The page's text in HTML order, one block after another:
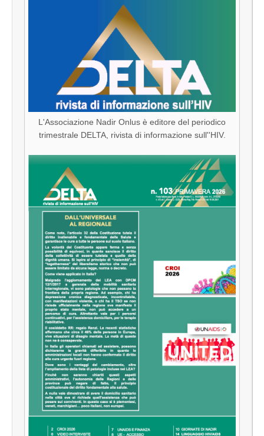
L'Associazione Nadir Onlus è editore del periodico
trimestrale DELTA, rivista di informazione sull''HIV.